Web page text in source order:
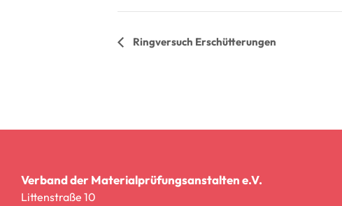
Veranstaltung
Ringversuch Erschütterungen
Verband der Materialprüfungsanstalten e.V.
Littenstraße 10